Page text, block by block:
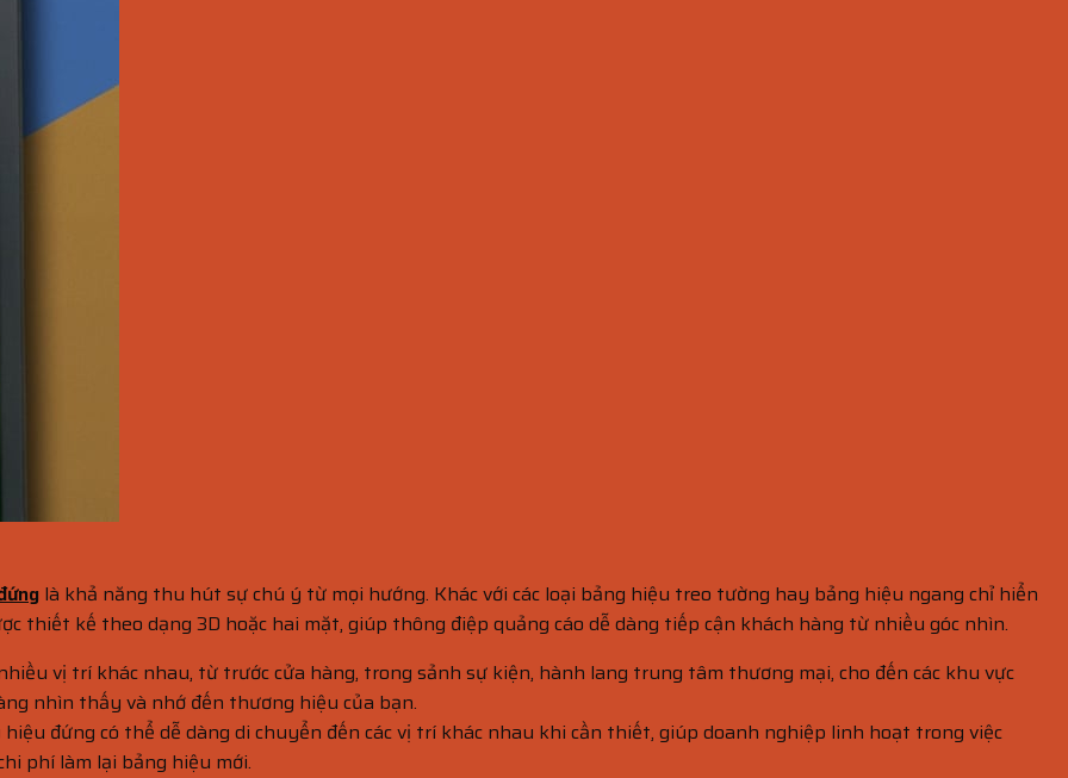
là khả năng thu hút sự chú ý từ mọi hướng. Khác với các loại bảng hiệu treo tường hay bảng hiệu ngang chỉ hiển
thiết kế theo dạng 3D hoặc hai mặt, giúp thông điệp quảng cáo dễ dàng tiếp cận khách hàng từ nhiều góc nhìn.
vị trí khác nhau, từ trước cửa hàng, trong sảnh sự kiện, hành lang trung tâm thương mại, cho đến các khu vực
nhìn thấy và nhớ đến thương hiệu của bạn.
đứng có thể dễ dàng di chuyển đến các vị trí khác nhau khi cần thiết, giúp doanh nghiệp linh hoạt trong việc
phí làm lại bảng hiệu mới.